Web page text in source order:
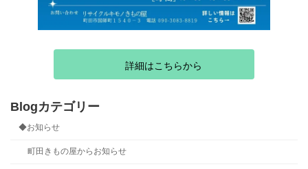
詳細はこちらから
Blogカテゴリー
◆お知らせ
町田きもの屋からお知らせ